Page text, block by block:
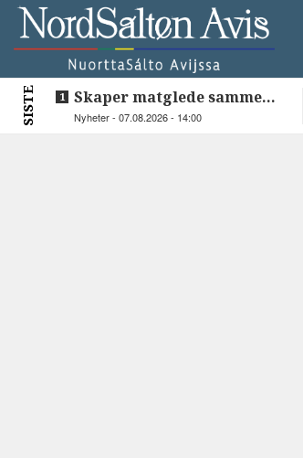
SISTE
Skaper matglede sammen
med sønnen
Nyheter - 07.08.2026 - 14:00